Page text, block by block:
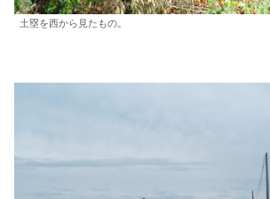
土塁を西から見たもの。